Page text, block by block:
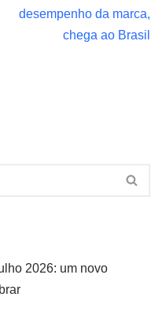
desempenho da marca,
chega ao Brasil
2026: um novo